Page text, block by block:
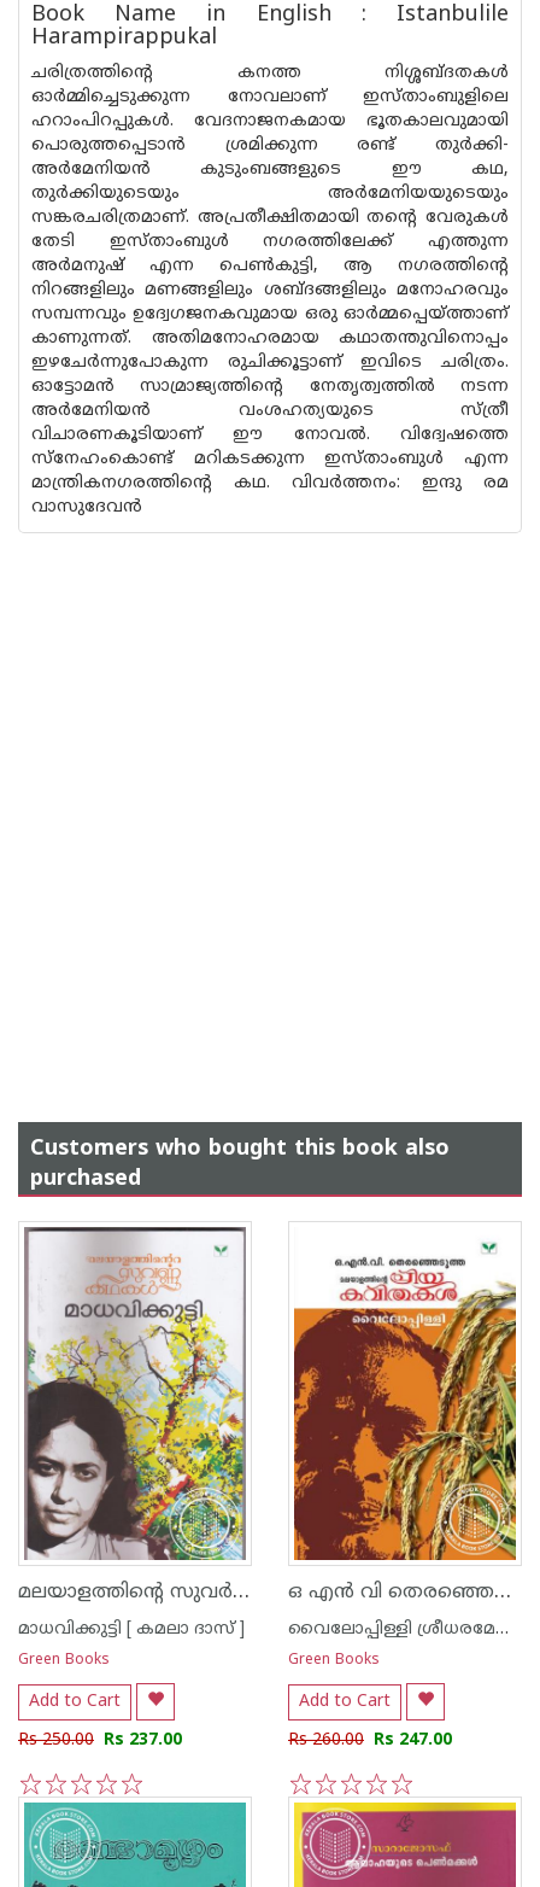
Book Name in English : Istanbulile
Harampirappukal
ചരിത്രത്തിന്റെ കനത്ത നിശ്ശബ്ദതകൾ
ഓർമ്മിച്ചെടുക്കുന്ന നോവലാണ് ഇസ്താംബുളിലെ
ഹറാംപിറപ്പുകൾ. വേദനാജനകമായ ഭൂതകാലവുമായി
പൊരുത്തപ്പെടാൻ ശ്രമിക്കുന്ന രണ്ട് തുർക്കി-
അർമേനിയൻ കുടുംബങ്ങളുടെ ഈ കഥ,
തുർക്കിയുടെയും അർമേനിയയുടെയും
സങ്കരചരിത്രമാണ്. അപ്രതീക്ഷിതമായി തന്റെ വേരുകൾ
തേടി ഇസ്താംബുൾ നഗരത്തിലേക്ക് എത്തുന്ന
അർമനുഷ് എന്ന പെൺകുട്ടി, ആ നഗരത്തിന്റെ
നിറങ്ങളിലും മണങ്ങളിലും ശബ്ദങ്ങളിലും മനോഹരവും
സമ്പന്നവും ഉദ്വേഗജനകവുമായ ഒരു ഓർമ്മപ്പെയ്ത്താണ്
കാണുന്നത്. അതിമനോഹരമായ കഥാതന്തുവിനൊപ്പം
ഇഴചേർന്നുപോകുന്ന രുചിക്കൂട്ടാണ് ഇവിടെ ചരിത്രം.
ഓട്ടോമൻ സാമ്രാജ്യത്തിന്റെ നേതൃത്വത്തിൽ നടന്ന
അർമേനിയൻ വംശഹത്യയുടെ സ്ത്രീ
വിചാരണകൂടിയാണ് ഈ നോവൽ. വിദ്വേഷത്തെ
സ്‌നേഹംകൊണ്ട് മറികടക്കുന്ന ഇസ്താംബുൾ എന്ന
മാന്ത്രികനഗരത്തിന്റെ കഥ. വിവർത്തനം: ഇന്ദു രമ
വാസുദേവൻ
Customers who bought this book also
purchased
മലയാളത്തിന്റെ സുവര്‍ണ്ണ കഥകള്‍ - മാധവിക്കുട്ടി
മാധവിക്കുട്ടി [ കമലാ ദാസ് ]
Green Books
Add to Cart
Rs 250.00 Rs 237.00
5
4
3
2
1
ഒ എന്‍ വി തെരഞ്ഞെടുത്ത മലയാളത്തിന്റെ പ്രിയ കവിതകള്‍- വൈലോപ്പിള്ളി
വൈലോപ്പിള്ളി ശ്രീധരമേനോ‌ന്‍
Green Books
Add to Cart
Rs 260.00 Rs 247.00
5
4
3
2
1